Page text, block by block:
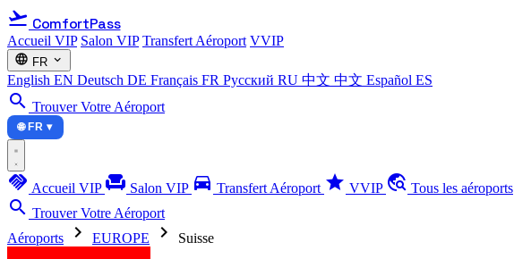
flight_takeoff ComfortPass
Accueil VIP Salon VIP Transfert Aéroport VVIP
language FR expand_more
English EN Deutsch DE Français FR Русский RU 中文 中文 Español ES
search Trouver Votre Aéroport
🌐 FR ▾
handshake Accueil VIP chair Salon VIP directions_car Transfert Aéroport star VVIP travel_explore Tous les aéroports
search Trouver Votre Aéroport
Aéroports
chevron_right EUROPE chevron_right Suisse